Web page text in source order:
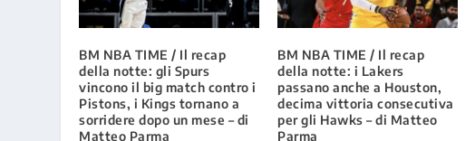
BM NBA TIME / Il recap
della notte: gli Spurs
vincono il big match contro i
Pistons, i Kings tornano a
sorridere dopo un mese – di
Matteo Parma
BM NBA TIME / Il recap
della notte: i Lakers
passano anche a Houston,
decima vittoria consecutiva
per gli Hawks – di Matteo
Parma